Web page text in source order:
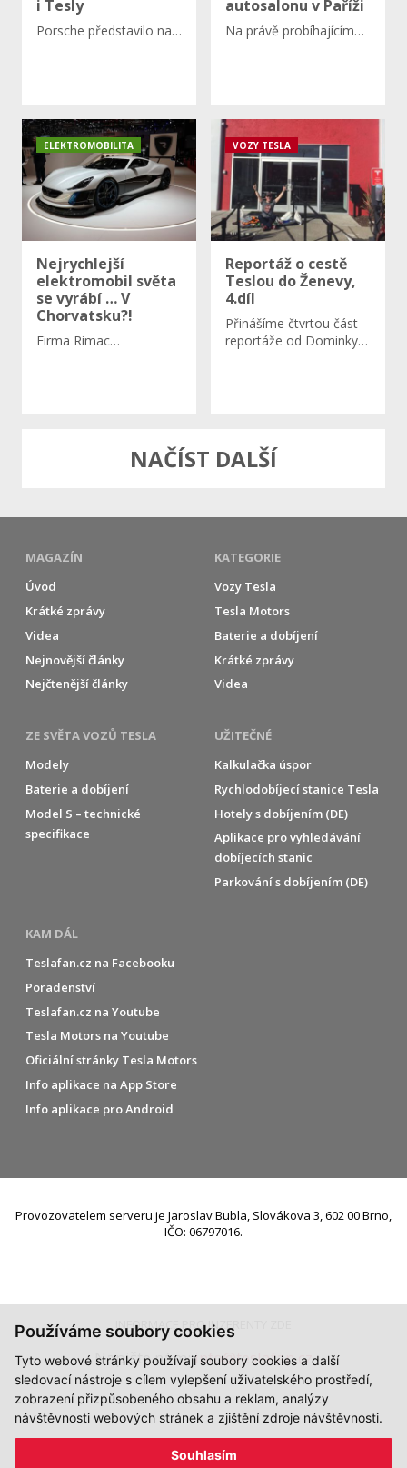
Používáme soubory cookies
Tyto webové stránky používají soubory cookies a další
sledovací nástroje s cílem vylepšení uživatelského prostředí,
zobrazení přizpůsobeného obsahu a reklam, analýzy
návštěvnosti webových stránek a zjištění zdroje návštěvnosti.
Souhlasím
i Tesly
Porsche představilo na…
autosalonu v Paříži
Na právě probíhajícím…
ELEKTROMOBILITA
Nejrychlejší
elektromobil světa
se vyrábí … V
Chorvatsku?!
Firma Rimac…
VOZY TESLA
Reportáž o cestě
Teslou do Ženevy,
4.díl
Přinášíme čtvrtou část
reportáže od Dominky…
NAČÍST DALŠÍ
MAGAZÍN
Úvod
Krátké zprávy
Videa
Nejnovější články
Nejčtenější články
KATEGORIE
Vozy Tesla
Tesla Motors
Baterie a dobíjení
Krátké zprávy
Videa
ZE SVĚTA VOZŮ TESLA
Modely
Baterie a dobíjení
Model S – technické
specifikace
UŽITEČNÉ
Kalkulačka úspor
Rychlodobíjecí stanice Tesla
Hotely s dobíjením (DE)
Aplikace pro vyhledávání
dobíjecích stanic
Parkování s dobíjením (DE)
KAM DÁL
Teslafan.cz na Facebooku
Poradenství
Teslafan.cz na Youtube
Tesla Motors na Youtube
Oficiální stránky Tesla Motors
Info aplikace na App Store
Info aplikace pro Android
Provozovatelem serveru je Jaroslav Bubla, Slovákova 3, 602 00 Brno,
IČO: 06797016.
INFORMACE PRO INZERENTY ZDE
Napište nám:info@teslafan.cz